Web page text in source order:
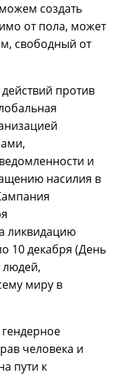
создать
от пола, может
свободный от
против
и
насилия в
ликвидацию
10 декабря (День
людей,
миру в
человека и
пути к